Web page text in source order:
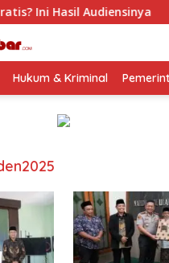
DJP Jawa
Hukum & Kriminal